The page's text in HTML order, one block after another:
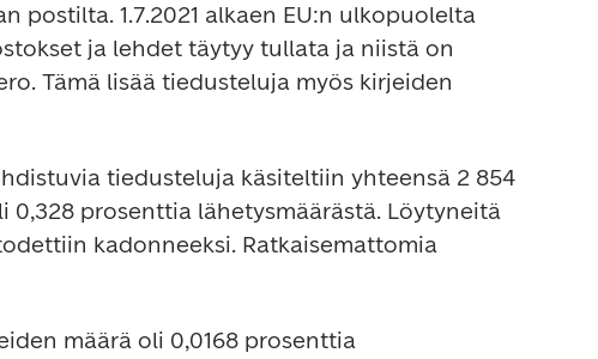
postilta. 1.7.2021 alkaen EU:n ulkopuolelta
ja lehdet täytyy tullata ja niistä on
Tämä lisää tiedusteluja myös kirjeiden
tiedusteluja käsiteltiin yhteensä 2 854
0,328 prosenttia lähetysmäärästä. Löytyneitä
kadonneeksi. Ratkaisemattomia
määrä oli 0,0168 prosenttia